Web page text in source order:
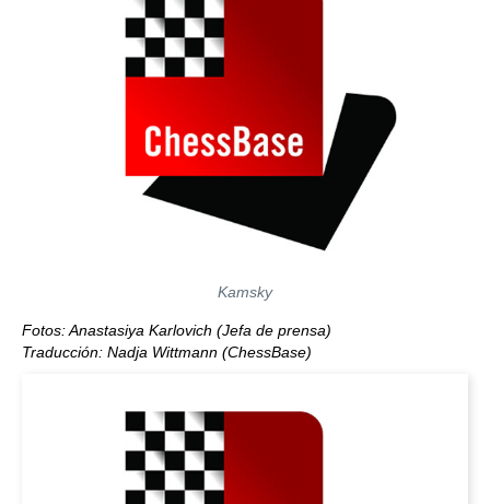
Kamsky
Fotos: Anastasiya Karlovich (Jefa de prensa)
Traducción: Nadja Wittmann (ChessBase)